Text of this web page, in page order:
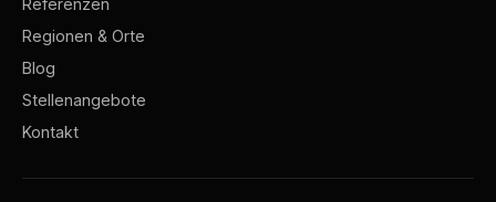
Referenzen
Regionen & Orte
Blog
Stellenangebote
Kontakt